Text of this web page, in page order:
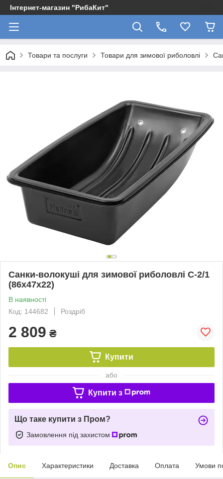
Інтернет-магазин "РибаКит"
Товари та послуги Товари для зимової риболовлі
Санки-волокуші для зимової риболовлі С-2/1
(86х47х22)
В наявності
Код: 144682
Роздріб
2 809 ₴
Купити
або
Купити з
Що таке купити з Пром?
Замовлення під захистом
Опис Характеристики Доставка Оплата Умови